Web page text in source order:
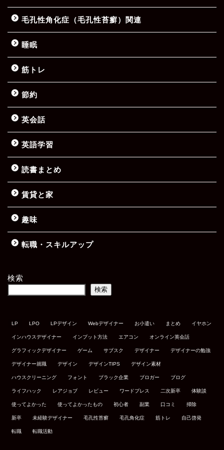
毛孔性角化症（毛孔性苔癬）関連
睡眠
筋トレ
節約
英会話
英語学習
読書まとめ
賃貸と家
趣味
転職・スキルアップ
検索
検索
LP LPO LPデザイン Webデザイナー お小遣い まとめ イヤホン
インハウスデザイナー インプット方法 エアコン オンライン英会話
グラフィックデザイナー ゲーム サブスク デザイナー デザイナーの勉強
デザイナー就職 デザイン デザインTIPS デザイン素材
ハウスクリーニング フォント ブラック企業 ブロガー ブログ
ライフハック レアジョブ レビュー ワードプレス 二次新卒 体験談
使ってよかった 使ってよかったもの 初心者 副業 口コミ 掃除
新卒 未経験デザイナー 毛孔性苔癬 毛孔角化症 筋トレ 自己啓発
転職 転職活動